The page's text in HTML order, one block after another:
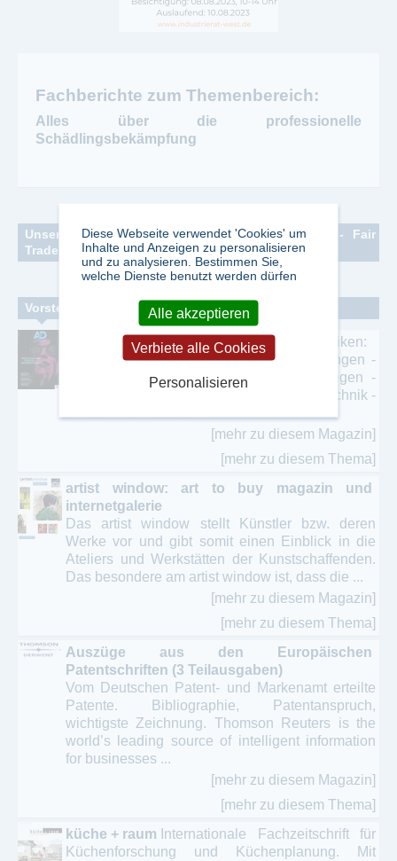
Fachberichte zum Themenbereich:
Alles über die professionelle
Schädlingsbekämpfung
Unsere Fachbereiche Ökologie - Umweltschutz - Fair
Trade - Ernährung
Genussmittel - Rauchwaren - Süßwaren
Meeresumweltschutz - Küstenschutz -
Offshoretechnik
Naturschutz - Ökologie - Umwelt
Obst - Gemüse - Garten - Gartendesign
Ökologie - Umweltschutz – Agrarkultur -
ganzheitliches Denken
Online Magazin / ePaper - Ökologie - Bio -
Nahrung
Schädlingsbekämpfung - Schädlingsbefall -
Umwelt - Energie - Immissionsschutz -
Recyclingtechnik
Umwelttechnik - alternativen Energien -
Recyclingtechnik
Vorstellung einzelner Zeitschriften
A&D - Automation & Digitalisierung
Rubriken:
Digital Factory - Industrielle Softwarelösungen -
Robotik & Handling - Antreiben & Bewegen -
Industrielle Kommunikation - Steuerungstechnik -
[mehr zu diesem Magazin]
[mehr zu diesem Thema]
artist window: art to buy magazin und
internetgalerie
Das artist window stellt Künstler bzw. deren
Werke vor und gibt somit einen Einblick in die
Ateliers und Werkstätten der Kunstschaffenden.
Das besondere am artist window ist, dass die ...
[mehr zu diesem Magazin]
[mehr zu diesem Thema]
Auszüge aus den Europäischen
Patentschriften (3 Teilausgaben)
Vom Deutschen Patent- und Markenamt erteilte
Patente. Bibliographie, Patentanspruch,
wichtigste Zeichnung. Thomson Reuters is the
world’s leading source of intelligent information
for businesses ...
[mehr zu diesem Magazin]
[mehr zu diesem Thema]
küche + raum Internationale Fachzeitschrift für
Küchenforschung und Küchenplanung. Mit
Diese Webseite verwendet 'Cookies' um
Inhalte und Anzeigen zu personalisieren
und zu analysieren. Bestimmen Sie,
welche Dienste benutzt werden dürfen
Alle akzeptieren
Verbiete alle Cookies
Personalisieren